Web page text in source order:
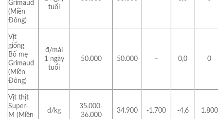
Grimaud
(Miền
Đông)
tuổi
Vịt
giống
Bố mẹ
Grimaud
(Miền
Đông)
đ/mái
1 ngày
tuổi
50.000 50.000 – 0,0 0
Vịt thịt
Super-
M (Miền
đ/kg
35.000-
36.000
34.900 -1.700 -4,6 1.800